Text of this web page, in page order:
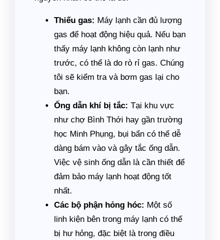
Thiếu gas: Máy lạnh cần đủ lượng
gas để hoạt động hiệu quả. Nếu bạn
thấy máy lạnh không còn lạnh như
trước, có thể là do rò rỉ gas. Chúng
tôi sẽ kiểm tra và bơm gas lại cho
bạn.
Ống dẫn khí bị tắc: Tại khu vực
như chợ Bình Thới hay gần trường
học Minh Phụng, bụi bẩn có thể dễ
dàng bám vào và gây tắc ống dẫn.
Việc vệ sinh ống dẫn là cần thiết để
đảm bảo máy lạnh hoạt động tốt
nhất.
Các bộ phận hỏng hóc: Một số
linh kiện bên trong máy lạnh có thể
bị hư hỏng, đặc biệt là trong điều